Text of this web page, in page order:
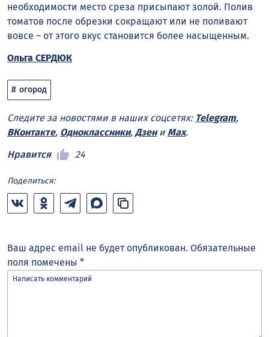
необходимости место среза присыпают золой. Полив
томатов после обрезки сокращают или не поливают
вовсе – от этого вкус становится более насыщенным.
Ольга СЕРДЮК
огород
Следите за новостями в наших соцсетях: Telegram,
ВКонтакте, Одноклассники, Дзени Max.
Нравится
24
Поделиться:
Ваш адрес email не будет опубликован. Обязательные
поля помечены *